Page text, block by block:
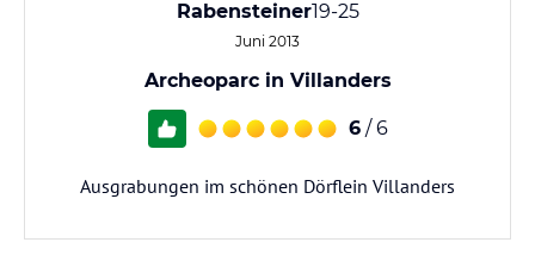
Rabensteiner19-25
Juni 2013
Archeoparc in Villanders
6 / 6
Ausgrabungen im schönen Dörflein Villanders